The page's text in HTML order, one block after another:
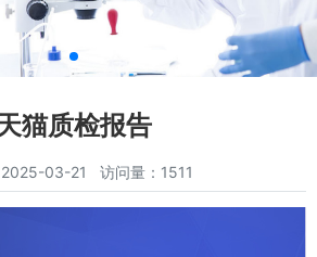
猫质检报告
2025-03-21 访问量：1511